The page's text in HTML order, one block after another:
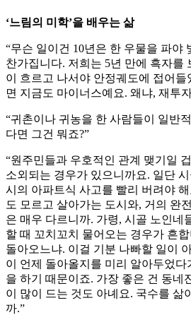
‘느림의 미학’을 배우는 삶
“무슨 일이건 10년은 한 우물을 파야
찬가집니다. 저희는 5년 만에 흑자를
이 흐르고 나서야 안정궤도에 접어들
면 지금도 마이너스예요. 왜냐, 재투
“귀촌이나 귀농을 한 사람들이 일반
다면 그건 뭐죠?”
“원주민들과 우호적인 관계 맺기일
소외되는 경우가 있으니까요. 일단
시의 아파트식 사고를 빨리 버려야
도 모르고 살아가는 도시와, 거의 완
은 매우 다르니까. 가령, 시골 노인네
할 때 꼬치꼬치 물어오는 경우가 흔
돌아오느냐. 이걸 기분 나빠할 일이
이 언제 돌아올지를 미리 알아두었
을 하기 때문이죠. 가장 좋은 건 동네
이 많이 드는 것도 아녜요. 국수를 삶
까.”